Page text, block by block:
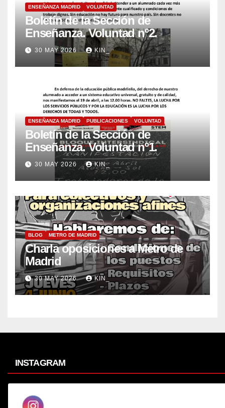
ENSEÑANZA MADRID VOLUNTAD
Boletín de la Sección de
Enseñanza. Voluntad nº2.
30 MAY 2026 KIN_
ENSEÑANZA MADRID PUBLICACIONES VOLUNTAD
Boletín de la Sección de
Enseñanza. Voluntad nº1.
30 MAY 2026 KIN_
BLOG METRO DE MADRID
Charla oposiciones a Metro de
Madrid
30 MAY 2026 KIN_
INSTAGRAM